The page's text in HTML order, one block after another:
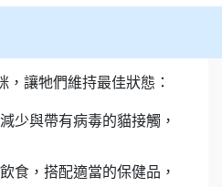
讓牠們維持最佳狀態：
少與帶有病毒的貓接觸，
食，搭配適當的保健品，